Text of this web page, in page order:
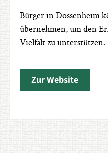
Bürger in Dossenheim
übernehmen, um den
Vielfalt zu unterstützen.
Zur Website